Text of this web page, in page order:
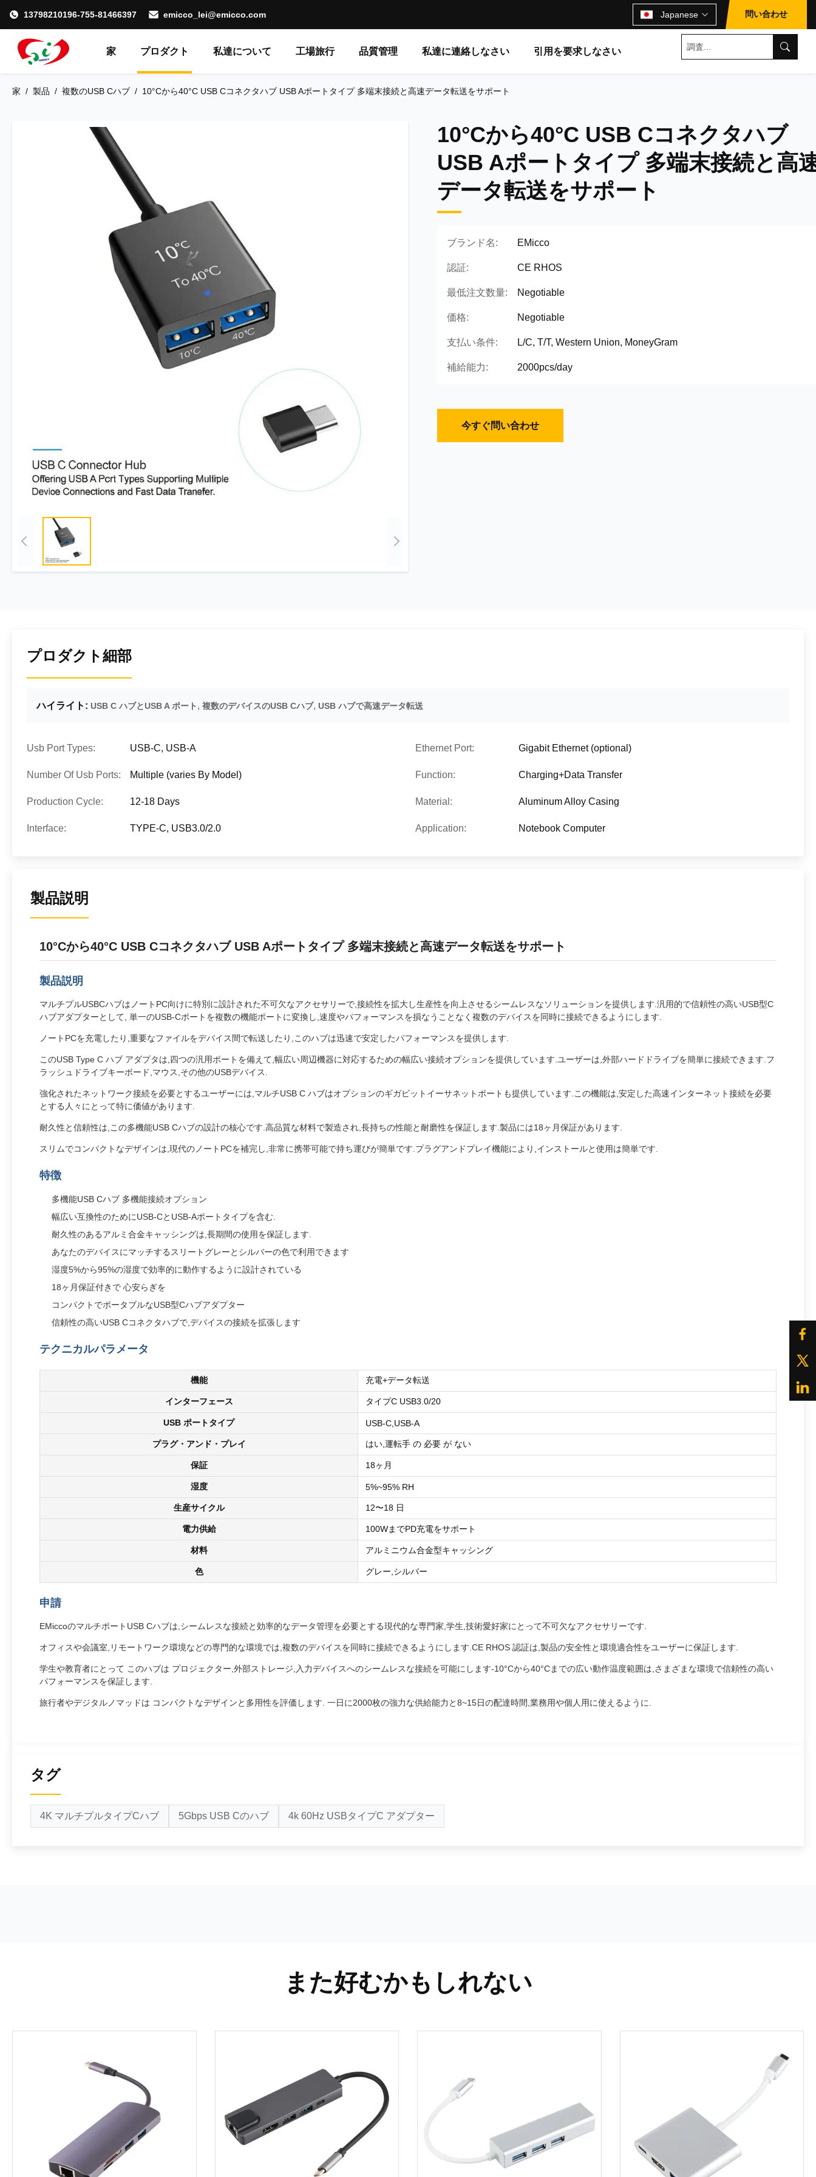
13798210196-755-81466397 emicco_lei@emicco.com Japanese 問い合わせ
家 プロダクト 私達について 工場旅行 品質管理 私達に連絡しなさい 引用を要求しなさい
家 / 製品 / 複数のUSB Cハブ / 10°Cから40°C USB Cコネクタハブ USB Aポートタイプ 多端末接続と高速データ転送をサポート
10°Cから40°C USB Cコネクタハブ
USB Aポートタイプ 多端末接続と高
データ転送をサポート
ブランド名: EMicco
認証: CE RHOS
最低注文数量: Negotiable
価格: Negotiable
支払い条件: L/C, T/T, Western Union, MoneyGram
補給能力: 2000pcs/day
今すぐ問い合わせ
プロダクト細部
ハイライト: USB C ハブとUSB A ポート , 複数のデバイスのUSB Cハブ, USB ハブで高速データ転送
Usb Port Types: USB-C, USB-A Ethernet Port: Gigabit Ethernet (optional)
Number Of Usb Ports: Multiple (varies By Model) Function: Charging+Data Transfer
Production Cycle: 12-18 Days Material: Aluminum Alloy Casing
Interface: TYPE-C, USB3.0/2.0 Application: Notebook Computer
製品説明
10°Cから40°C USB Cコネクタハブ USB Aポートタイプ 多端末接続と高速データ転送をサポート
製品説明
マルチプルUSBCハブはノートPC向けに特別に設計された不可欠なアクセサリーで,接続性を拡大し生産性を向上させるシームレスなソリューションを提供します.汎用的で信頼性の高いUSB型C
ハブアダプターとして, 単一のUSB-Cポートを複数の機能ポートに変換し,速度やパフォーマンスを損なうことなく複数のデバイスを同時に接続できるようにします.
ノートPCを充電したり,重要なファイルをデバイス間で転送したり,このハブは迅速で安定したパフォーマンスを提供します.
このUSB Type C ハブ アダプタは,四つの汎用ポートを備えて,幅広い周辺機器に対応するための幅広い接続オプションを提供しています.ユーザーは,外部ハードドライブを簡単に接続できます.フ
ラッシュドライブキーボード,マウス,その他のUSBデバイス.
強化されたネットワーク接続を必要とするユーザーには,マルチUSB C ハブはオプションのギガビットイーサネットポートも提供しています.この機能は,安定した高速インターネット接続を必要
とする人々にとって特に価値があります.
耐久性と信頼性は,この多機能USB Cハブの設計の核心です.高品質な材料で製造され,長持ちの性能と耐磨性を保証します.製品には18ヶ月保証があります.
スリムでコンパクトなデザインは,現代のノートPCを補完し,非常に携帯可能で持ち運びが簡単です.プラグアンドプレイ機能により,インストールと使用は簡単です.
特徴
多機能USB Cハブ 多機能接続オプション
幅広い互換性のためにUSB-CとUSB-Aポートタイプを含む.
耐久性のあるアルミ合金キャッシングは,長期間の使用を保証します.
あなたのデバイスにマッチするスリートグレーとシルバーの色で利用できます
湿度5%から95%の湿度で効率的に動作するように設計されている
18ヶ月保証付きで 心安らぎを
コンパクトでポータブルなUSB型Cハブアダプター
信頼性の高いUSB Cコネクタハブで,デバイスの接続を拡張します
テクニカルパラメータ
機能 充電+データ転送
インターフェース タイプC USB3.0/20
USB ポートタイプ USB-C,USB-A
プラグ・アンド・プレイ はい,運転手 の 必要 が ない
保証 18ヶ月
湿度 5%~95% RH
生産サイクル 12〜18 日
電力供給 100WまでPD充電をサポート
材料 アルミニウム合金型キャッシング
色 グレー,シルバー
申請
EMiccoのマルチポートUSB Cハブは,シームレスな接続と効率的なデータ管理を必要とする現代的な専門家,学生,技術愛好家にとって不可欠なアクセサリーです.
オフィスや会議室,リモートワーク環境などの専門的な環境では,複数のデバイスを同時に接続できるようにします.CE RHOS 認証は,製品の安全性と環境適合性をユーザーに保証します.
学生や教育者にとって このハブは プロジェクター,外部ストレージ,入力デバイスへのシームレスな接続を可能にします-10°Cから40°Cまでの広い動作温度範囲は,さまざまな環境で信頼性の高い
パフォーマンスを保証します.
旅行者やデジタルノマッドは コンパクトなデザインと多用性を評価します. 一日に2000枚の強力な供給能力と8~15日の配達時間,業務用や個人用に使えるように.
タグ
4K マルチプルタイプCハブ 5Gbps USB Cのハブ 4k 60Hz USBタイプC アダプター
また好むかもしれない